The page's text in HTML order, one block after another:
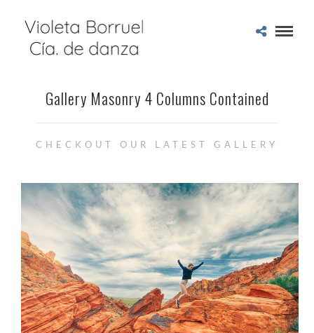
Gallery Masonry 4 Columns Contained
CHECKOUT OUR LATEST GALLERY